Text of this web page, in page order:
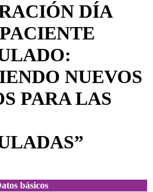
DÍA
NUEVOS
PARA LAS
básicos